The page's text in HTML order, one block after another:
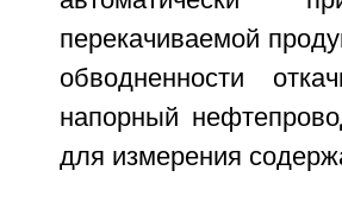
перекачиваемой
обводненности
напорный
для измерения